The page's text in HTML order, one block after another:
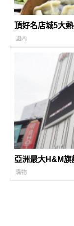
頂好名店城5大
國內
亞洲最大H&M旗
購物